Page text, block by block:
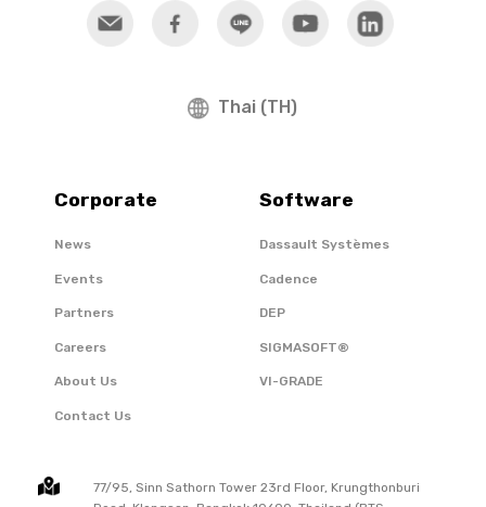
Thai (TH)
Corporate
News
Events
Partners
Careers
About Us
Contact Us
Software
Dassault Systèmes
Cadence
DEP
SIGMASOFT®
VI-GRADE
77/95, Sinn Sathorn Tower 23rd Floor, Krungthonburi